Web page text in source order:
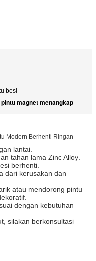
besi
pintu magnet menangkap
Modern Berhenti Ringan
lantai.
tahan lama Zinc Alloy
berhenti.
dari kerusakan dan
atau mendorong pintu
dengan kebutuhan
silakan berkonsultasi